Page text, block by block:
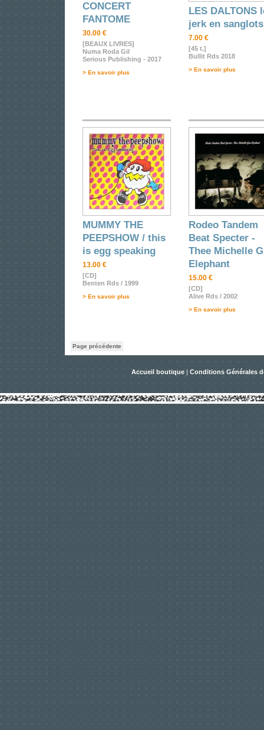
CONCERT
FANTOME
30.00 €
[BEAUX LIVRES]
Numa Roda Gil
Serious Publishing - 2017
> En savoir plus
LES DALTONS
jerk en sanglots
7.00 €
[45 t.]
Bullit Rds 2018
> En savoir plus
MUMMY THE
PEEPSHOW / this
is egg speaking
13.00 €
[CD]
Benten Rds / 1999
> En savoir plus
Rodeo Tandem
Beat Specter -
Thee Michelle
Elephant
15.00 €
[CD]
Alive Rds / 2002
> En savoir plus
Page précédente
Accueil boutique | Conditions Générales